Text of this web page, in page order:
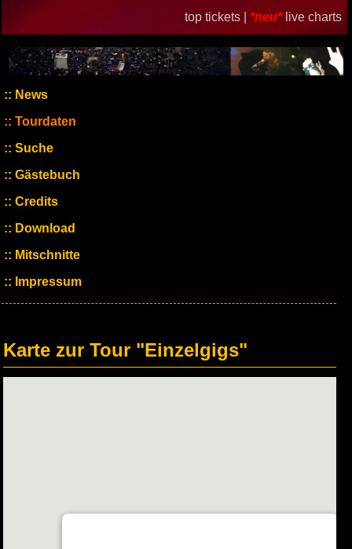
top tickets | *neu* live charts
News
Tourdaten
Suche
Gästebuch
Credits
Download
Mitschnitte
Impressum
Karte zur Tour "Einzelgigs"